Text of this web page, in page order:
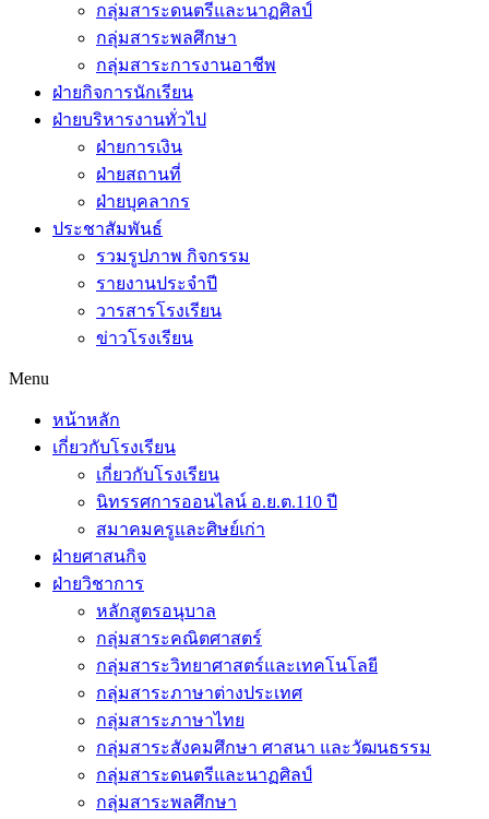
กลุ่มสาระดนตรีและนาฏศิลป์
กลุ่มสาระพลศึกษา
กลุ่มสาระการงานอาชีพ
ฝ่ายกิจการนักเรียน
ฝ่ายบริหารงานทั่วไป
ฝ่ายการเงิน
ฝ่ายสถานที่
ฝ่ายบุคลากร
ประชาสัมพันธ์
รวมรูปภาพ กิจกรรม
รายงานประจำปี
วารสารโรงเรียน
ข่าวโรงเรียน
Menu
หน้าหลัก
เกี่ยวกับโรงเรียน
เกี่ยวกับโรงเรียน
นิทรรศการออนไลน์ อ.ย.ต.110 ปี
สมาคมครูและศิษย์เก่า
ฝ่ายศาสนกิจ
ฝ่ายวิชาการ
หลักสูตรอนุบาล
กลุ่มสาระคณิตศาสตร์
กลุ่มสาระวิทยาศาสตร์และเทคโนโลยี
กลุ่มสาระภาษาต่างประเทศ
กลุ่มสาระภาษาไทย
กลุ่มสาระสังคมศึกษา ศาสนา และวัฒนธรรม
กลุ่มสาระดนตรีและนาฏศิลป์
กลุ่มสาระพลศึกษา